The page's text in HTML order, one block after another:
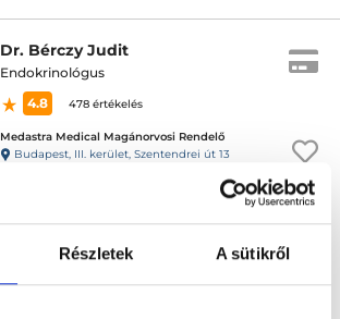
Részletek A sütikről
Dr. Bérczy Judit
Endokrinológus
4.8
478 értékelés
Medastra Medical Magánorvosi Rendelő
Budapest, III. kerület, Szentendrei út 13
szeptember 17.
Összes időpont Profil